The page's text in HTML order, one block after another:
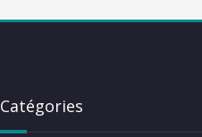
Catégories